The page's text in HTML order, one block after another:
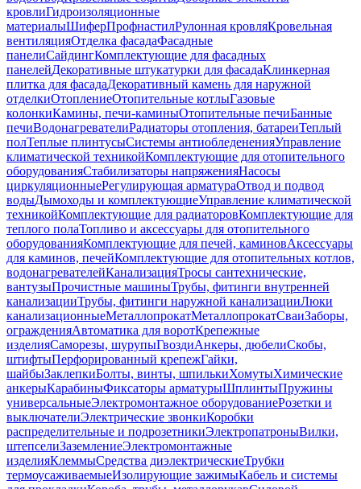
кровлиГидроизоляционные
материалыШиферПрофнастилРулонная кровляКровельная
вентиляцияОтделка фасадаФасадные
панелиСайдингКомплектующие для фасадных
панелейДекоративные штукатурки для фасадаКлинкерная
плитка для фасадаДекоративный камень для наружной
отделкиОтоплениеОтопительные котлыГазовые
колонкиКамины, печи-каминыОтопительные печиБанные
печиВодонагревателиРадиаторы отопления, батареиТеплый
полТеплые плинтусыСистемы антиобледененияУправление
климатической техникойКомплектующие для отопительного
оборудованияСтабилизаторы напряженияНасосы
циркуляционныеРегулирующая арматураОтвод и подвод
водыДымоходы и комплектующиеУправление климатической
техникойКомплектующие для радиаторовКомплектующие для
теплого полаТопливо и аксессуары для отопительного
оборудованияКомплектующие для печей, каминовАксессуары
для каминов, печейКомплектующие для отопительных котлов,
водонагревателейКанализацияТросы сантехнические,
вантузыПрочистные машиныТрубы, фитинги внутренней
канализацииТрубы, фитинги наружной канализацииЛюки
канализационныеМеталлопрокатМеталлопрокатСваиЗаборы,
огражденияАвтоматика для воротКрепежные
изделияСаморезы, шурупыГвоздиАнкеры, дюбелиСкобы,
штифтыПерфорированный крепежГайки,
шайбыЗаклепкиБолты, винты, шпилькиХомутыХимические
анкерыКарабиныФиксаторы арматурыШплинтыПружины
универсальныеЭлектромонтажное оборудованиеРозетки и
выключателиЭлектрические звонкиКоробки
распределительные и подрозетникиЭлектропатроныВилки,
штепселиЗаземлениеЭлектромонтажные
изделияКлеммыСредства диэлектрическиеТрубки
термоусаживаемыеИзолирующие зажимыКабель и системы